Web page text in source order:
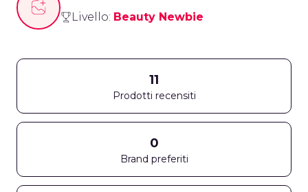
Livello: Beauty Newbie
11
Prodotti recensiti
0
Brand preferiti